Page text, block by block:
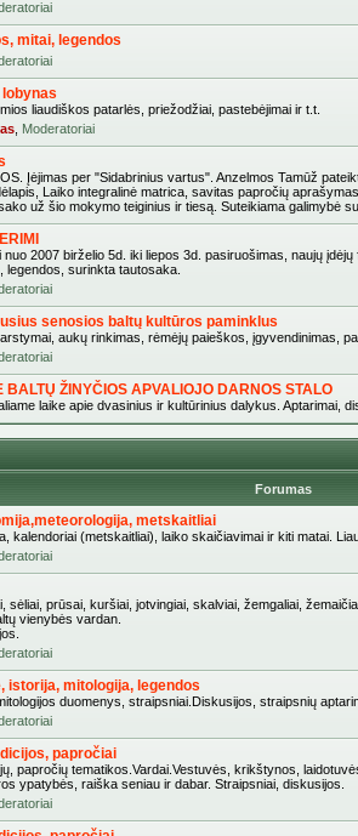
mitai, legendos
liaudiškos patarlės, priežodžiai, pastebėjimai ir t.t.
Moderatoriai
Įėjimas per "Sidabrinius vartus". Anzelmos Tamūž
Laiko integralinė matrica, savitas papročių
už šio mokymo teiginius ir tiesą. Suteikiama galimybė
2007 birželio 5d. iki liepos 3d. pasiruošimas, naujų
legendos, surinkta tautosaka.
senosios baltų kultūros paminklus
aukų rinkimas, rėmėjų paieškos, įgyvendinimas,
BALTŲ ŽINYČIOS APVALIOJO DARNOS STALO
laike apie dvasinius ir kultūrinius dalykus. Aptarimai,
Forumas
metskaitliai
kalendoriai (metskaitliai), laiko skaičiavimai ir kiti matai.
sėliai, prūsai, kuršiai, jotvingiai, skalviai, žemgaliai,
vienybės vardan.
istorija, mitologija, legendos
duomenys, straipsniai.Diskusijos, straipsnių
papročiai
papročių tematikos.Vardai.Vestuvės, krikštynos,
ypatybės, raiška seniau ir dabar. Straipsniai, diskusijos.